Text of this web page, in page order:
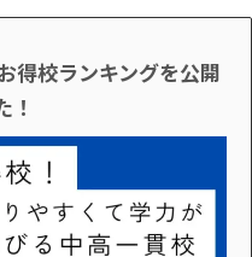
得校ランキングを公開
！